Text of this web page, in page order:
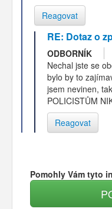
Reagovat
RE: Dotaz o
ODBORNÍK
Nechal jste se
bylo by to
jsem nevinen,
POLICISTŮM
Reagovat
Pomohly Vám tyto